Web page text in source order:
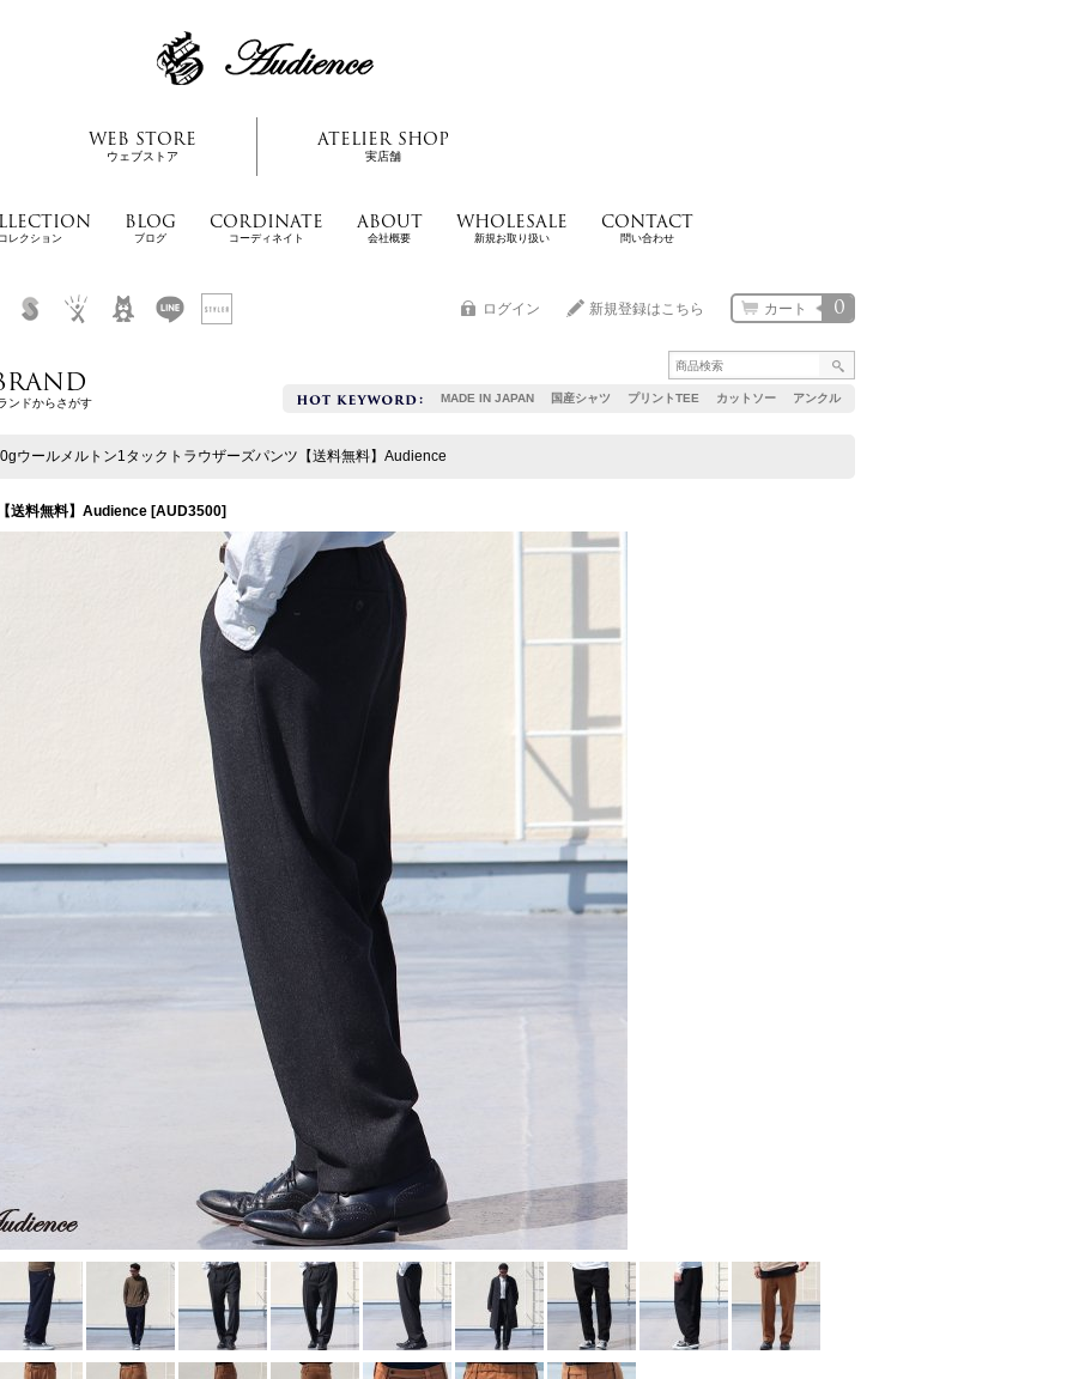
WEB STORE
ウェブストア
ATELIER SHOP
実店舗
レクション
BLOG
ブログ
CORDINATE
コーディネイト
ABOUT
会社概要
WHOLESALE
新規お取り扱い
CONTACT
問い合わせ
MADE IN JAPAN 国産シャツ プリントTEE カットソー アンクル
0
カート
ログイン 新規登録はこちら
ンドからさがす
ウールメルトン1タックトラウザーズパンツ【送料無料】Audience
送料無料】Audience [AUD3500]